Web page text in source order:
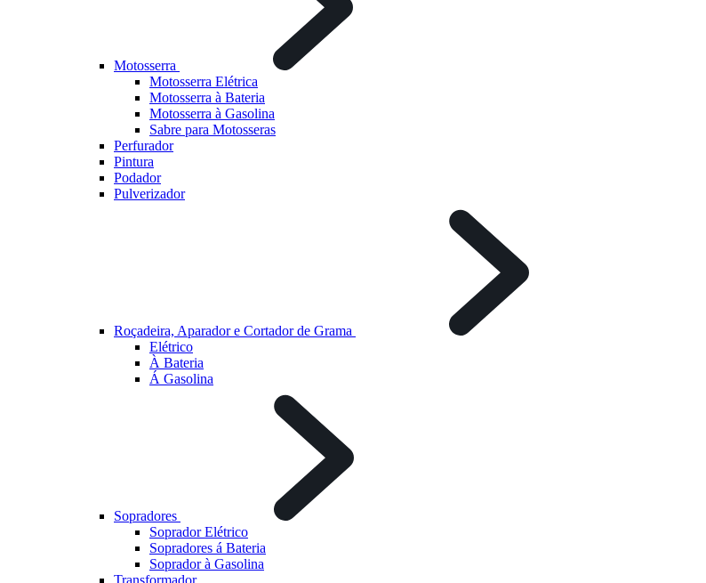
Motosserra
Motosserra Elétrica
Motosserra à Bateria
Motosserra à Gasolina
Sabre para Motosseras
Perfurador
Pintura
Podador
Pulverizador
Roçadeira, Aparador e Cortador de Grama
Elétrico
À Bateria
Á Gasolina
Sopradores
Soprador Elétrico
Sopradores á Bateria
Soprador à Gasolina
Transformador